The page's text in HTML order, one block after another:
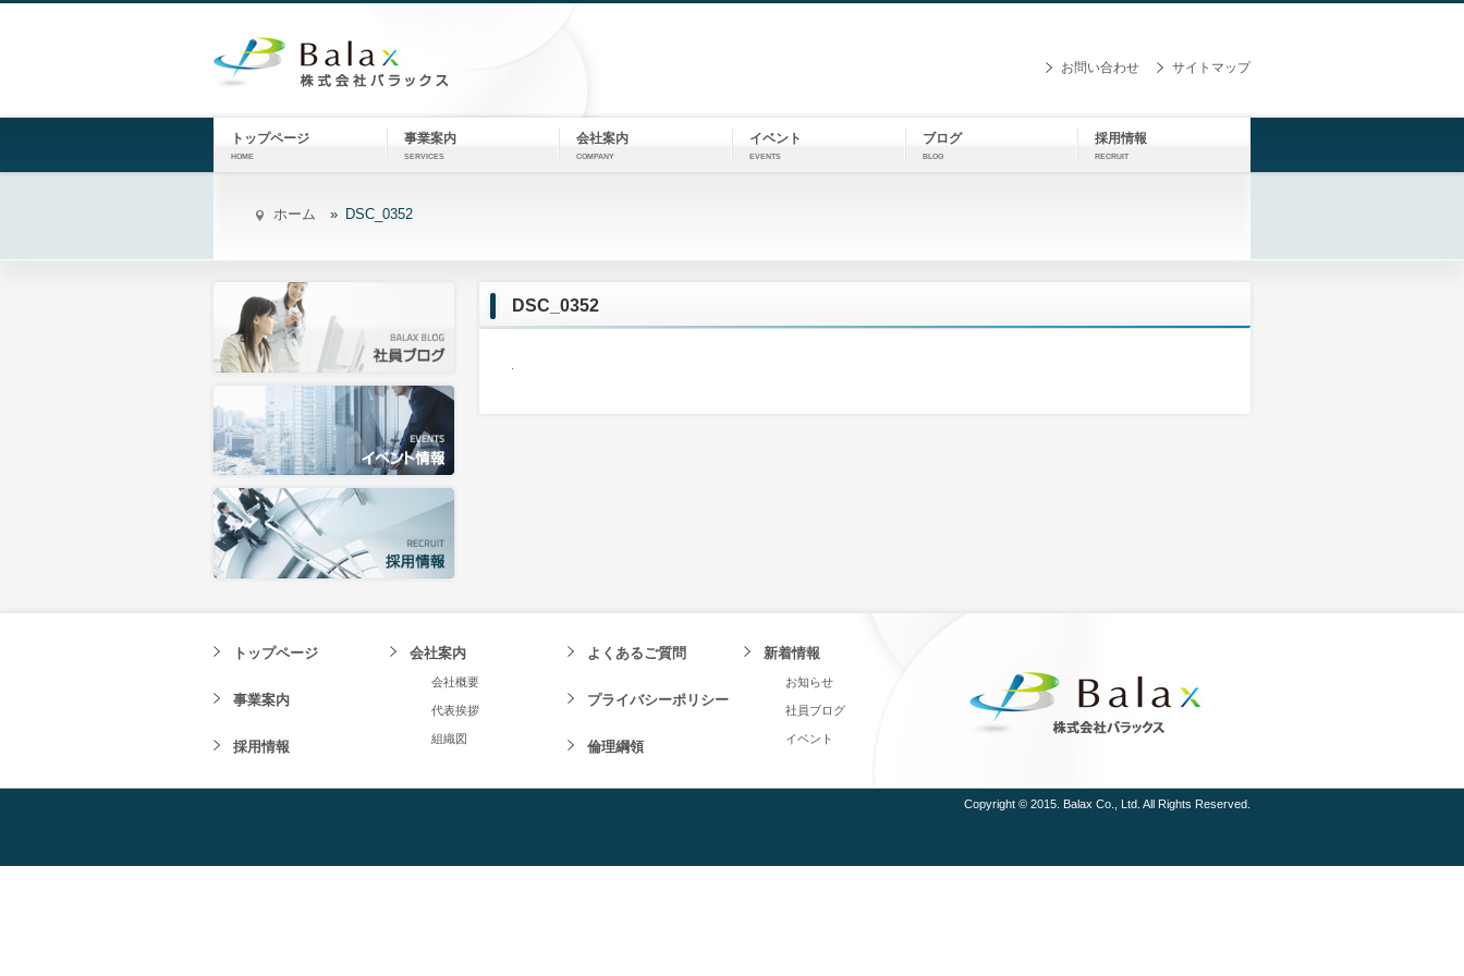
お問い合わせ サイトマップ
トップページ
HOME
事業案内
SERVICES
会社案内
COMPANY
イベント
EVENTS
ブログ
BLOG
採用情報
RECRUIT
ホーム DSC_0352
DSC_0352
トップページ
事業案内
採用情報
会社案内
会社概要
代表挨拶
組織図
よくあるご質問
プライバシーポリシー
倫理綱領
新着情報
お知らせ
社員ブログ
イベント
Copyright © 2015. Balax Co., Ltd. All Rights Reserved.